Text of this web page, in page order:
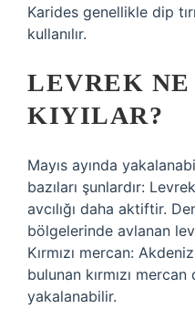
Karides genellikle dip
kullanılır.
LEVREK
KIYILAR?
Mayıs ayında
bazıları şunlardır:
avcılığı daha aktiftir.
bölgelerinde avlanan
Kırmızı mercan:
bulunan kırmızı mercan
yakalanabilir.